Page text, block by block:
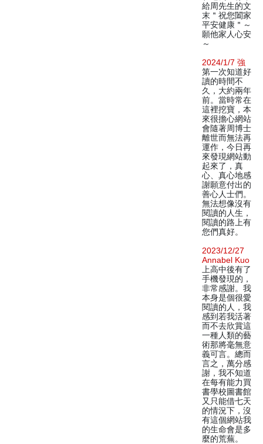
給周先生的文
末＂祝您闔家
平安健康＂～
願他家人心安
～
2024/1/7 強
第一次知道好
讀的時間不
久，大約兩年
前。當時常在
這裡挖寶，本
來很擔心網站
會隨著周博士
離世而無法再
運作，今日再
來發現網站動
起來了，真
心、真心地感
謝願意付出的
善心人士們。
無法想像沒有
閱讀的人生，
閱讀的路上有
您們真好。
2023/12/27
Annabel Kuo
上高中後有了
手機發現的，
非常感謝。我
本身是個很愛
閱讀的人，我
感到若我活著
而不去欣賞這
一種人類的藝
術那將毫無意
義可言。總而
言之，萬分感
謝，我不知道
在每有能力買
書學校圖書館
又只能借七天
的情況下，沒
有這個網站我
的生命會是多
麼的荒蕪。